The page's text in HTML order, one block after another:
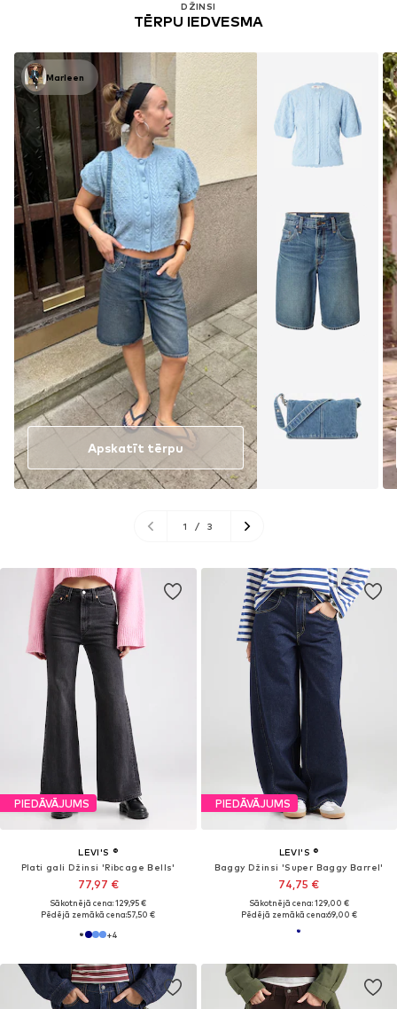
DŽINSI
TĒRPU IEDVESMA
Marleen
Apskatīt tērpu
1 / 3
PIEDĀVĀJUMS
LEVI'S ®
Plati gali Džinsi 'Ribcage Bells'
77,97 €
Sākotnējā cena: 129,95 €
Pēdējā zemākā cena:57,50 €
+4
PIEDĀVĀJUMS
LEVI'S ®
Baggy Džinsi 'Super Baggy Barrel'
74,75 €
Sākotnējā cena: 129,00 €
Pēdējā zemākā cena:69,00 €